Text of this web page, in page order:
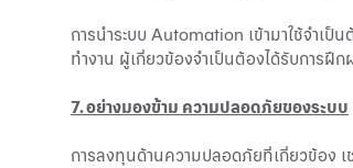
การนำระบบ Automation เข้ามาใช้จำเป็
ทำงาน ผู้เกี่ยวข้องจำเป็นต้องได้รับการ
7. อย่างมองข้าม ความปลอดภัยของระบบ
การลงทุนด้านความปลอดภัยที่เกี่ยวข้อง